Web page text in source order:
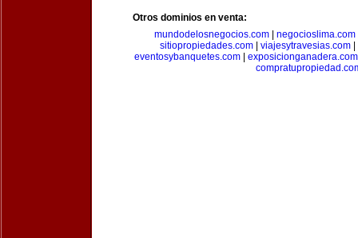
Otros dominios en venta:
mundodelosnegocios.com| negocioslima.com
sitiopropiedades.com| viajesytravesias.com|
eventosybanquetes.com| exposicionganadera.com